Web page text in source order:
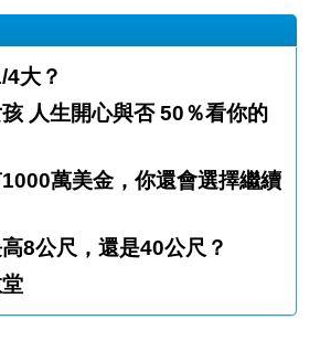
4大？
你的
萬美金，你還會選擇繼續
8公尺，還是40公尺？